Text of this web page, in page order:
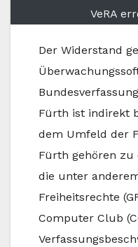
VeRA
Der Widerstand
Fürth ist indirekt
dem Umfeld der
Fürth gehören zu
die unter
Freiheitsrechte
Computer Club